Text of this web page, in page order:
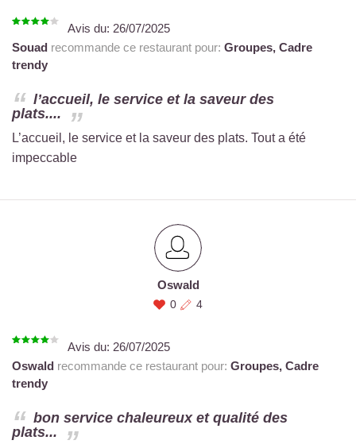
Avis du: 26/07/2025
Souad recommande ce restaurant pour: Groupes, Cadre
trendy
l’accueil, le service et la saveur des
plats....
L’accueil, le service et la saveur des plats. Tout a été
impeccable
Oswald
0 4
Avis du: 26/07/2025
Oswald recommande ce restaurant pour: Groupes, Cadre
trendy
bon service chaleureux et qualité des
plats...